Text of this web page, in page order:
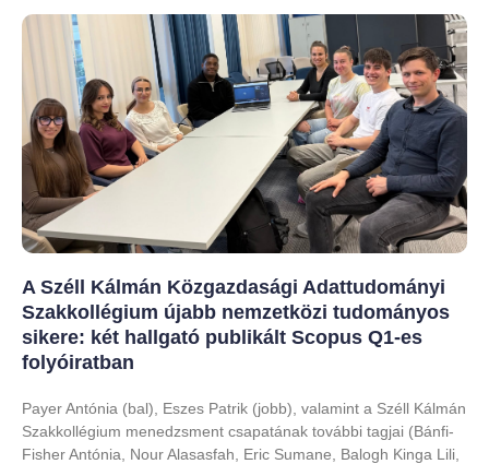
A Széll Kálmán Közgazdasági Adattudományi
Szakkollégium újabb nemzetközi tudományos
sikere: két hallgató publikált Scopus Q1-es
folyóiratban
Payer Antónia (bal), Eszes Patrik (jobb), valamint a Széll Kálmán
Szakkollégium menedzsment csapatának további tagjai (Bánfi-
Fisher Antónia, Nour Alasasfah, Eric Sumane, Balogh Kinga Lili,